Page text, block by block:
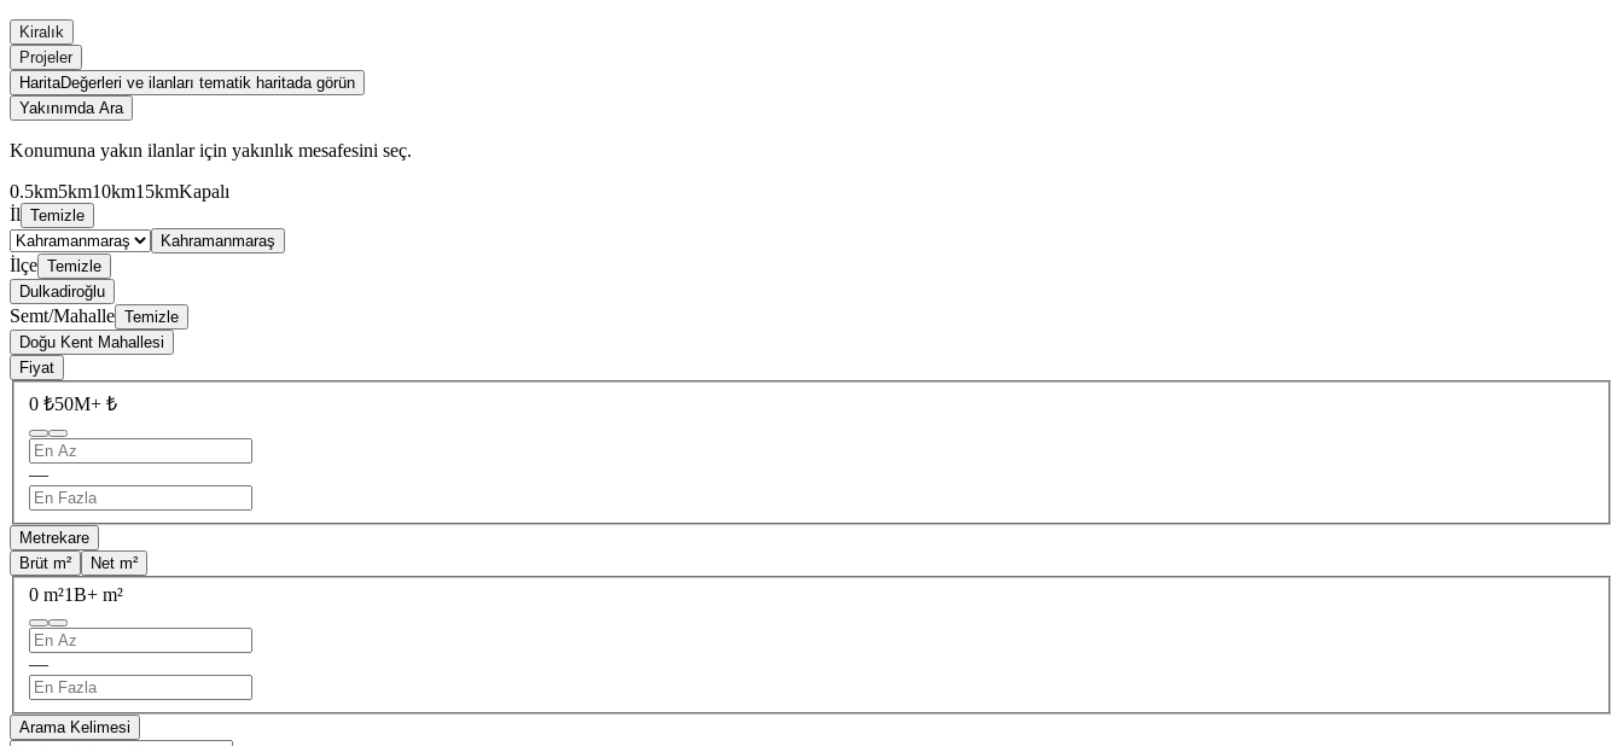
Kiralık
Projeler
HaritaDeğerleri ve ilanları tematik haritada görün
Yakınımda Ara
Konumuna yakın ilanlar için yakınlık mesafesini seç.
0.5km5km10km15kmKapalı
İl Temizle
Kahramanmaraş
İlçe Temizle
Dulkadiroğlu
Semt/Mahalle Temizle
Doğu Kent Mahallesi
Fiyat
0 ₺50M+ ₺
—
Metrekare
Brüt m²
Net m²
0 m²1B+ m²
—
Arama Kelimesi